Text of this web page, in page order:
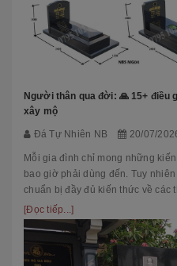
Người thân qua đời: 🙏 15+ điều
xây mộ
Đá Tự Nhiên NB 20/07/
Mỗi gia đình chỉ mong những
bao giờ phải dùng đến. Tuy
chuẩn bị đầy đủ kiến thức về các
phầ...
[Đọc tiếp...]